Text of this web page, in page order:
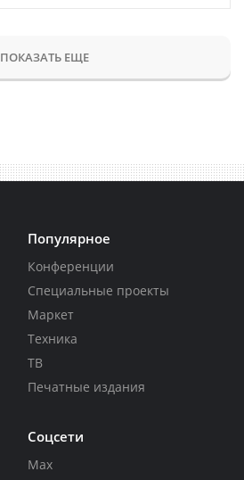
ПОКАЗАТЬ ЕЩЕ
Популярное
Конференции
Специальные проекты
Маркет
Техника
ТВ
Печатные издания
Соцсети
Max